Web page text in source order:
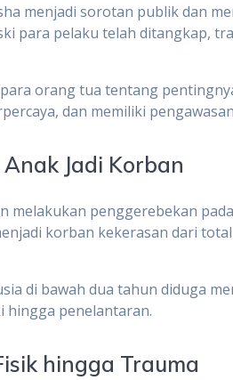
menjadi sorotan publik dan
para pelaku telah ditangkap,
orang tua tentang
dan memiliki
Jadi Korban
penggerebekan
korban kekerasan dari
di bawah dua tahun diduga
hingga penelantaran.
hingga Trauma